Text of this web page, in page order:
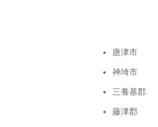
唐津市
神埼市
三養基郡
藤津郡